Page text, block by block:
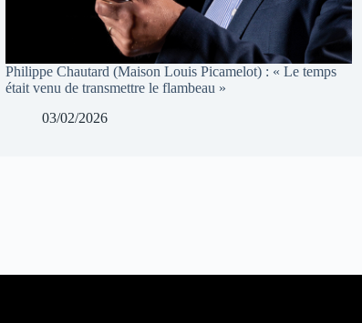
Philippe Chautard (Maison Louis Picamelot) : « Le temps
était venu de transmettre le flambeau »
03/02/2026